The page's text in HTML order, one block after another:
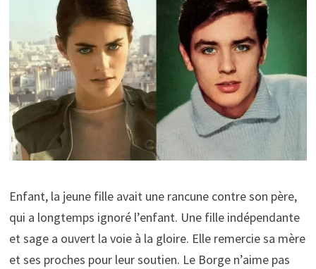
Enfant, la jeune fille avait une rancune contre son père,
qui a longtemps ignoré l’enfant. Une fille indépendante
et sage a ouvert la voie à la gloire. Elle remercie sa mère
et ses proches pour leur soutien. Le Borge n’aime pas